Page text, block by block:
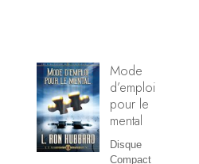
Mode
d’emploi
pour le
mental
Disque
Compact